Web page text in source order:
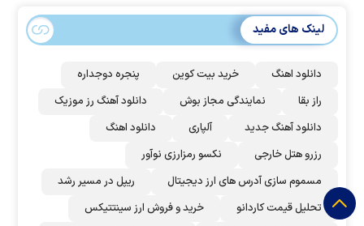
لینک های مفید
دانلود اهنگ خرید بیت کوین
پنجره دوجداره
راز بقا
نمایندگی مجاز بوش
دانلود آهنگ رز‌ موزیک
دانلود آهنگ جدید
آلپاری
دانلود اهنگ
رزرو هتل خارجی
نکسو رمزارزی نوآور
مسموم سازی آدرس های ارز دیجیتال
ریپل در مسیر رشد
تحلیل قیمت کاردانو
خرید و فروش ارز سینتتیکس